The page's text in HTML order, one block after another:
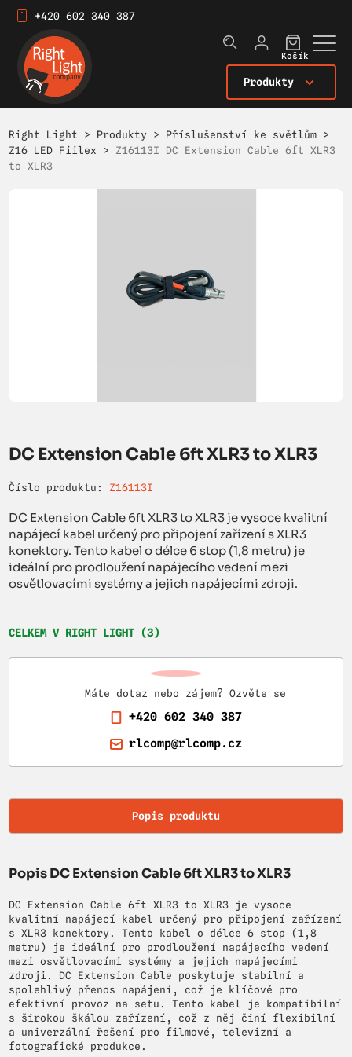
+420 602 340 387
Produkty
Košík
Right Light > Produkty > Příslušenství ke světlům >
Z16 LED Fiilex > Z16113I DC Extension Cable 6ft XLR3
to XLR3
DC Extension Cable 6ft XLR3 to XLR3
Číslo produktu: Z16113I
DC Extension Cable 6ft XLR3 to XLR3 je vysoce kvalitní
napájecí kabel určený pro připojení zařízení s XLR3
konektory. Tento kabel o délce 6 stop (1,8 metru) je
ideální pro prodloužení napájecího vedení mezi
osvětlovacími systémy a jejich napájecími zdroji.
CELKEM V RIGHT LIGHT (3)
Máte dotaz nebo zájem? Ozvěte se
+420 602 340 387
rlcomp@rlcomp.cz
Popis produktu
Popis DC Extension Cable 6ft XLR3 to XLR3
DC Extension Cable 6ft XLR3 to XLR3 je vysoce
kvalitní napájecí kabel určený pro připojení zařízení
s XLR3 konektory. Tento kabel o délce 6 stop (1,8
metru) je ideální pro prodloužení napájecího vedení
mezi osvětlovacími systémy a jejich napájecími
zdroji. DC Extension Cable poskytuje stabilní a
spolehlivý přenos napájení, což je klíčové pro
efektivní provoz na setu. Tento kabel je kompatibilní
s širokou škálou zařízení, což z něj činí flexibilní
a univerzální řešení pro filmové, televizní a
fotografické produkce.